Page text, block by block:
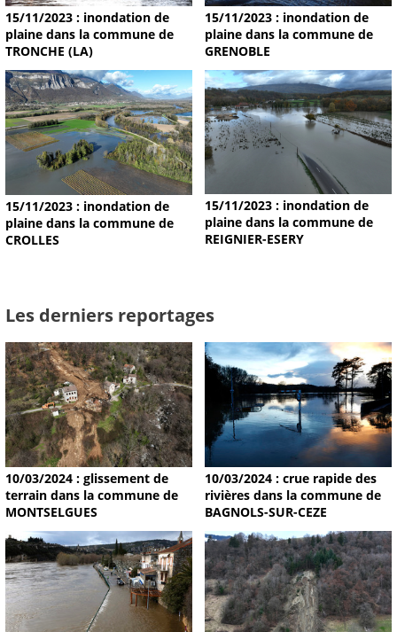
15/11/2023 : inondation de
plaine dans la commune de
TRONCHE (LA)
15/11/2023 : inondation de
plaine dans la commune de
GRENOBLE
15/11/2023 : inondation de
plaine dans la commune de
CROLLES
15/11/2023 : inondation de
plaine dans la commune de
REIGNIER-ESERY
Les derniers reportages
10/03/2024 : glissement de
terrain dans la commune de
MONTSELGUES
10/03/2024 : crue rapide des
rivières dans la commune de
BAGNOLS-SUR-CEZE